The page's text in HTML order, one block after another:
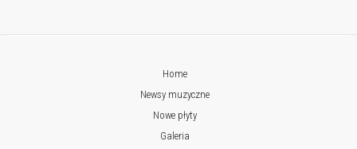
Home
Newsy muzyczne
Nowe płyty
Galeria